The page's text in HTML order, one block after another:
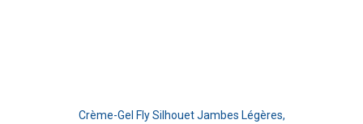
Crème-Gel Fly Silhouet Jambes Légères,